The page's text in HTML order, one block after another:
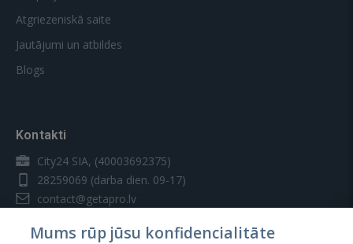
Atgriezeniskā saite
Jautājumi un atbildes
Blogs
Kontakti
City24 SIA, (40003692375)
28259069 (darba dien. 09-17)
contact@getapro.lv
Mums rūp jūsu konfidencialitāte